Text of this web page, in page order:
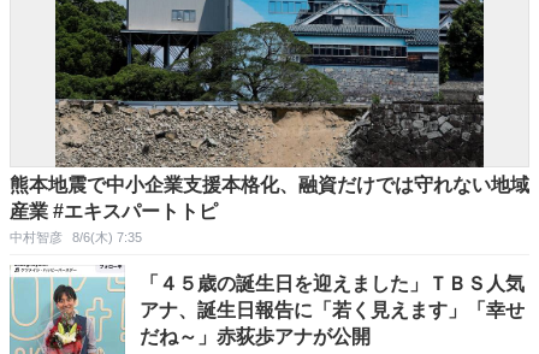
熊本地震で中小企業支援本格化、融資だけでは守れない地域
産業 #エキスパートトピ
中村智彦 8/6(木) 7:35
「４５歳の誕生日を迎えました」ＴＢＳ人気
アナ、誕生日報告に「若く見えます」「幸せ
だね～」赤荻歩アナが公開